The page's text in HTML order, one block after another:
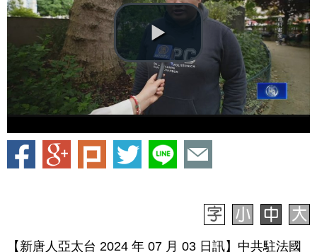
【新唐人亞太台 2024 年 07 月 03 日訊】中共駐法國